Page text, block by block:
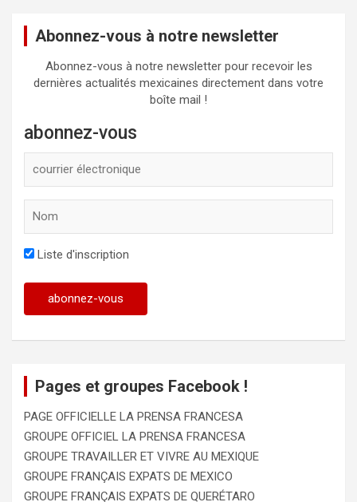
Abonnez-vous à notre newsletter
Abonnez-vous à notre newsletter pour recevoir les
dernières actualités mexicaines directement dans votre
boîte mail !
abonnez-vous
Liste d'inscription
Pages et groupes Facebook !
PAGE OFFICIELLE LA PRENSA FRANCESA
GROUPE OFFICIEL LA PRENSA FRANCESA
GROUPE TRAVAILLER ET VIVRE AU MEXIQUE
GROUPE FRANÇAIS EXPATS DE MEXICO
GROUPE FRANÇAIS EXPATS DE QUERÉTARO